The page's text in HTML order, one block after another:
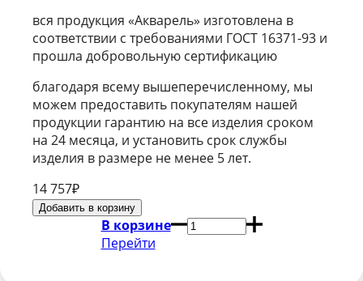
вся продукция «Акварель» изготовлена в
соответствии с требованиями ГОСТ 16371-93 и
прошла добровольную сертификацию
благодаря всему вышеперечисленному, мы
можем предоставить покупателям нашей
продукции гарантию на все изделия сроком
на 24 месяца, и установить срок службы
изделия в размере не менее 5 лет.
14 757₽
В корзине
Перейти